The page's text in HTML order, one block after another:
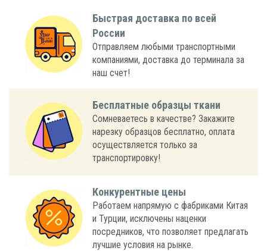
Быстрая доставка по всей
России
Отправляем любыми транспортными
компаниями, доставка до терминала за
наш счет!
Бесплатные образцы ткани
Сомневаетесь в качестве? Закажите
нарезку образцов бесплатно, оплата
осуществляется только за
транспортировку!
Конкурентные цены
Работаем напрямую с фабриками Китая
и Турции, исключены наценки
посредников, что позволяет предлагать
лучшие условия на рынке.